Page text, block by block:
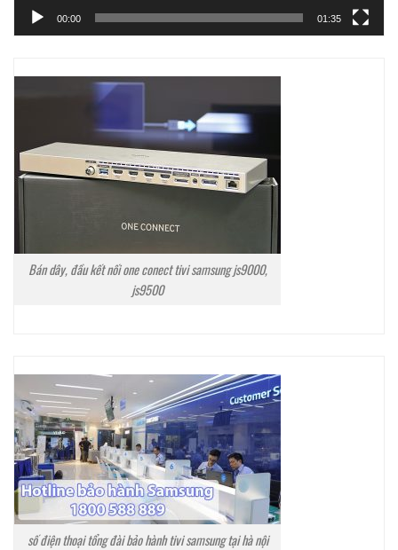
00:00 01:35
Bán dây, đầu kết nối one conect tivi samsung js9000,
js9500
số điện thoại tổng đài bảo hành tivi samsung tại hà nội